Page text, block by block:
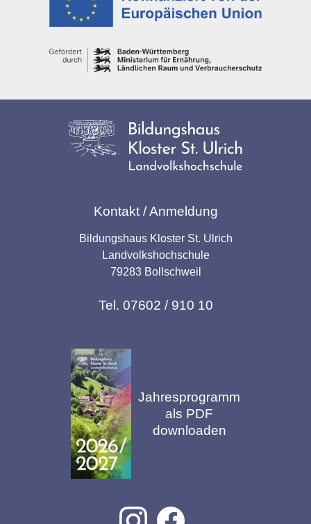
Kontakt / Anmeldung
Bildungshaus Kloster St. Ulrich
Landvolkshochschule
79283 Bollschweil
Tel. 07602 / 910 10
Jahresprogramm
als PDF
downloaden